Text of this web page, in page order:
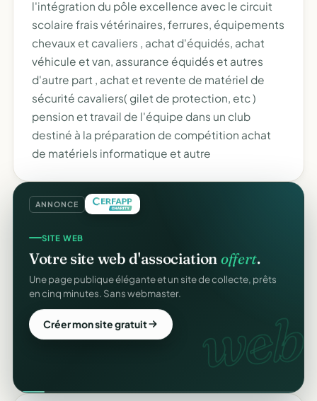
l'intégration du pôle excellence avec le circuit
scolaire frais vétérinaires, ferrures, équipements
chevaux et cavaliers , achat d'équidés, achat
véhicule et van, assurance équidés et autres
d'autre part , achat et revente de matériel de
sécurité cavaliers( gilet de protection, etc )
pension et travail de l'équipe dans un club
destiné à la préparation de compétition achat
de matériels informatique et autre
ANNONCE
web.
SITE WEB
Votre site web d'association offert.
Une page publique élégante et un site de collecte, prêts
en cinq minutes. Sans webmaster.
Créer mon site gratuit